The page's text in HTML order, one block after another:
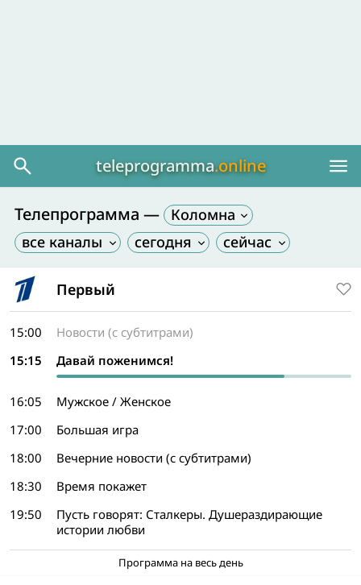
teleprogramma.online
Телепрограмма — Коломна
Первый
15:00
Новости (с субтитрами)
15:15
Давай поженимся!
16:05
Мужское / Женское
17:00
Большая игра
18:00
Вечерние новости (с субтитрами)
18:30
Время покажет
19:50
Пусть говорят: Сталкеры. Душераздирающие
истории любви
Программа на весь день